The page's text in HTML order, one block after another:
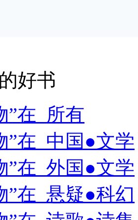
好书
”在 所有
”在 中国●文学
”在 外国●文学
”在 悬疑●科幻